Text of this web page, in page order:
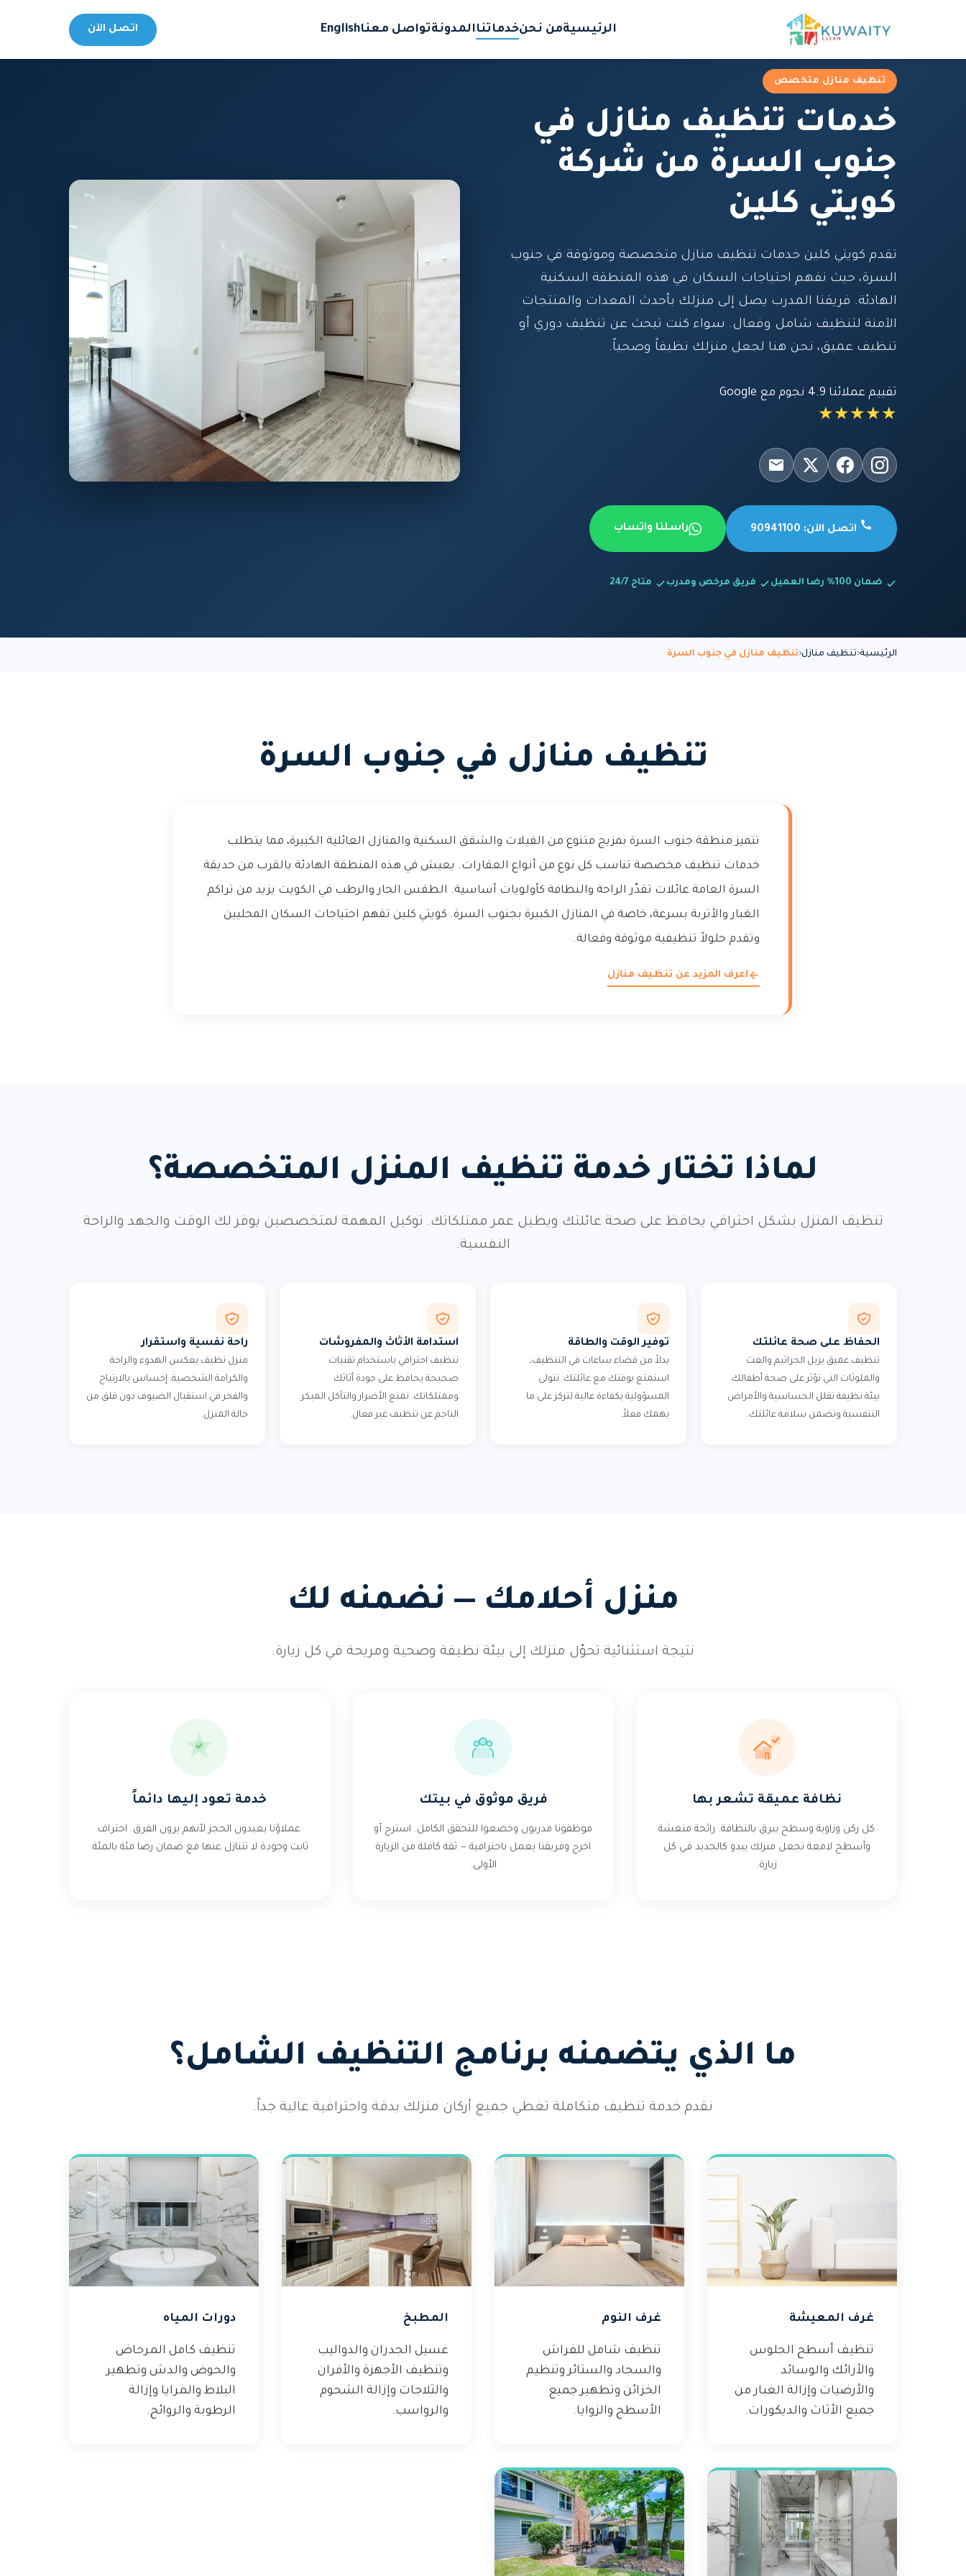
الرئيسيةمن نحنخدماتناالمدونةتواصل معناEnglish اتصل الآن
تنظيف منازل متخصص
خدمات تنظيف منازل في
جنوب السرة من شركة
كويتي كلين
تقدم كويتي كلين خدمات تنظيف منازل متخصصة وموثوقة في جنوب
السرة، حيث نفهم احتياجات السكان في هذه المنطقة السكنية
الهادئة. فريقنا المدرب يصل إلى منزلك بأحدث المعدات والمنتجات
الآمنة لتنظيف شامل وفعال. سواء كنت تبحث عن تنظيف دوري أو
تنظيف عميق، نحن هنا لجعل منزلك نظيفاً وصحياً.
تقييم عملائنا 4.9 نجوم مع Google
★★★★★
اتصل الآن: 90941100 راسلنا واتساب
ضمان 100% رضا العميل فريق مرخص ومدرب متاح 24/7
الرئيسية تنظيف منازل تنظيف منازل في جنوب السرة
تنظيف منازل في جنوب السرة
تتميز منطقة جنوب السرة بمزيج متنوع من الفيلات والشقق السكنية والمنازل العائلية الكبيرة، مما يتطلب
خدمات تنظيف مخصصة تناسب كل نوع من أنواع العقارات. يعيش في هذه المنطقة الهادئة بالقرب من حديقة
السرة العامة عائلات تقدّر الراحة والنظافة كأولويات أساسية. الطقس الحار والرطب في الكويت يزيد من تراكم
الغبار والأتربة بسرعة، خاصة في المنازل الكبيرة بجنوب السرة. كويتي كلين تفهم احتياجات السكان المحليين
وتقدم حلولاً تنظيفية موثوقة وفعالة.
اعرف المزيد عن تنظيف منازل
لماذا تختار خدمة تنظيف المنزل المتخصصة؟
تنظيف المنزل بشكل احترافي يحافظ على صحة عائلتك ويطيل عمر ممتلكاتك. توكيل المهمة لمتخصصين يوفر لك الوقت والجهد والراحة
النفسية.
الحفاظ على صحة عائلتك
تنظيف عميق يزيل الجراثيم والعث
والملوثات التي تؤثر على صحة أطفالك.
بيئة نظيفة تقلل الحساسية والأمراض
التنفسية وتضمن سلامة عائلتك.
توفير الوقت والطاقة
بدلاً من قضاء ساعات في التنظيف،
استمتع بوقتك مع عائلتك. نتولى
المسؤولية بكفاءة عالية لتركز على ما
يهمك فعلاً.
استدامة الأثاث والمفروشات
تنظيف احترافي باستخدام تقنيات
صحيحة يحافظ على جودة أثاثك
وممتلكاتك. نمنع الأضرار والتآكل المبكر
الناجم عن تنظيف غير فعال.
راحة نفسية واستقرار
منزل نظيف يعكس الهدوء والراحة
والكرامة الشخصية. إحساس بالارتياح
والفخر في استقبال الضيوف دون قلق من
حالة المنزل.
منزل أحلامك — نضمنه لك
نتيجة استثنائية تحوّل منزلك إلى بيئة نظيفة وصحية ومريحة في كل زيارة.
نظافة عميقة تشعر بها
كل ركن وزاوية وسطح يبرق بالنظافة. رائحة منعشة
وأسطح لامعة تجعل منزلك يبدو كالجديد في كل
زيارة.
فريق موثوق في بيتك
موظفونا مدربون وخضعوا للتحقق الكامل. استرح أو
اخرج وفريقنا يعمل باحترافية — ثقة كاملة من الزيارة
الأولى.
خدمة تعود إليها دائماً
عملاؤنا يعيدون الحجز لأنهم يرون الفرق. احتراف
ثابت وجودة لا تتنازل عنها مع ضمان رضا مئة بالمئة.
ما الذي يتضمنه برنامج التنظيف الشامل؟
نقدم خدمة تنظيف متكاملة تغطي جميع أركان منزلك بدقة واحترافية عالية جداً.
غرف المعيشة
تنظيف أسطح الجلوس
والأرائك والوسائد
والأرضيات وإزالة الغبار من
جميع الأثاث والديكورات.
غرف النوم
تنظيف شامل للفراش
والسجاد والستائر وتنظيم
الخزائن وتطهير جميع
الأسطح والزوايا.
المطبخ
غسيل الجدران والدواليب
وتنظيف الأجهزة والأفران
والثلاجات وإزالة الشحوم
والرواسب.
دورات المياه
تنظيف كامل المرحاض
والحوض والدش وتطهير
البلاط والمرايا وإزالة
الرطوبة والروائح.